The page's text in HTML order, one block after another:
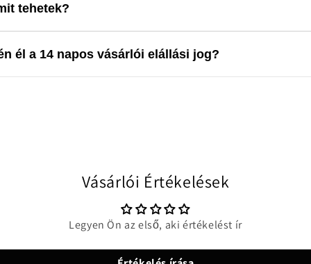
tehetek?
elérhetőek vagyunk segítségnyújtásra:
él a 14 napos vásárlói elállási jog?
Vásárlói Értékelések
Legyen Ön az első, aki értékelést ír